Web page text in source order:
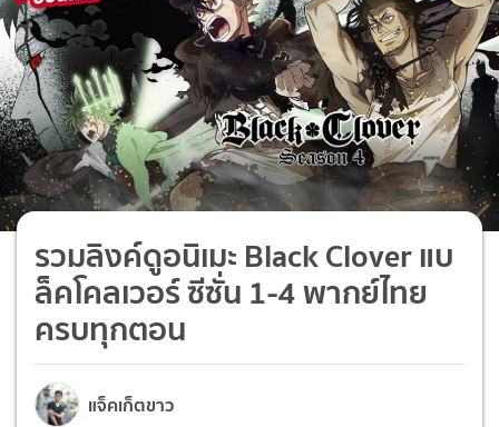
รวมลิงค์ดูอนิเมะ Black Clover แบ
ล็คโคลเวอร์ ซีซั่น 1-4 พากย์ไทย
ครบทุกตอน
แจ็คเก็ตขาว